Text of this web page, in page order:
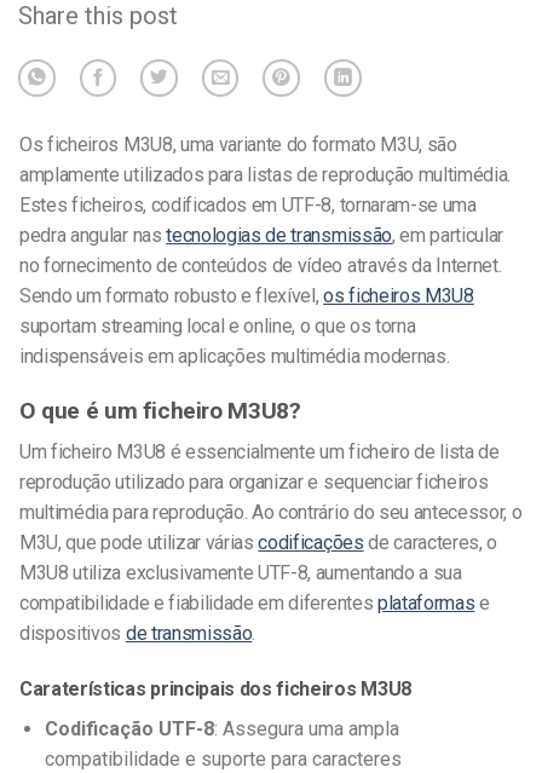
Share this post
Os ficheiros M3U8, uma variante do formato M3U, são
amplamente utilizados para listas de reprodução multimédia.
Estes ficheiros, codificados em UTF-8, tornaram-se uma
pedra angular nastecnologias de transmissão, em particular
no fornecimento de conteúdos de vídeo através da Internet.
Sendo um formato robusto e flexível,os ficheiros M3U8
suportam streaming local e online, o que os torna
indispensáveis em aplicações multimédia modernas.
O que é um ficheiro M3U8?
Um ficheiro M3U8 é essencialmente um ficheiro de lista de
reprodução utilizado para organizar e sequenciar ficheiros
multimédia para reprodução. Ao contrário do seu antecessor, o
M3U, que pode utilizar váriascodificações de caracteres, o
M3U8 utiliza exclusivamente UTF-8, aumentando a sua
compatibilidade e fiabilidade em diferentes plataformas e
dispositivos de transmissão.
Caraterísticas principais dos ficheiros M3U8
Codificação UTF-8: Assegura uma ampla
compatibilidade e suporte para caracteres